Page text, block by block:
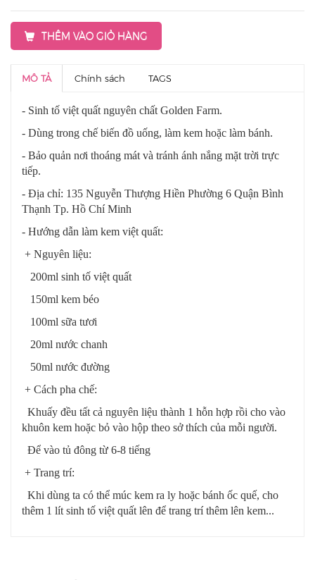
THÊM VÀO GIỎ HÀNG
MÔ TẢ Chính sách TAGS
- Sinh tố việt quất nguyên chất Golden Farm.
- Dùng trong chế biến đồ uống, làm kem hoặc làm bánh.
- Bảo quản nơi thoáng mát và tránh ánh nắng mặt trời trực
tiếp.
- Địa chỉ: 135 Nguyễn Thượng Hiền Phường 6 Quận Bình
Thạnh Tp. Hồ Chí Minh
- Hướng dẫn làm kem việt quất:
+ Nguyên liệu:
200ml sinh tố việt quất
150ml kem béo
100ml sữa tươi
20ml nước chanh
50ml nước đường
+ Cách pha chế:
Khuấy đều tất cả nguyên liệu thành 1 hỗn hợp rồi cho vào
khuôn kem hoặc bỏ vào hộp theo sở thích của mỗi người.
Để vào tủ đông từ 6-8 tiếng
+ Trang trí:
Khi dùng ta có thể múc kem ra ly hoặc bánh ốc quế, cho
thêm 1 lít sinh tố việt quất lên để trang trí thêm lên kem...